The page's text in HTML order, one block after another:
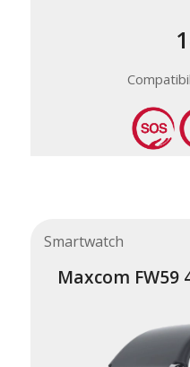
Smartwatch
Maxcom FW59